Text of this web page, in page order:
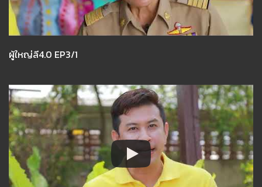
ผู้ใหญ่ลี4.0 EP3/1